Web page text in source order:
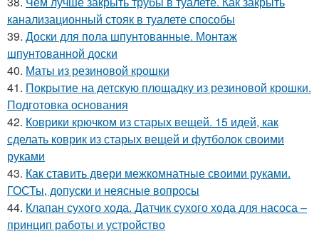
канализационный стояк в туалете способы
39. Доски для пола шпунтованные. Монтаж
шпунтованной доски
40. Маты из резиновой крошки
41. Покрытие на детскую площадку из резиновой крошки.
Подготовка основания
42. Коврики крючком из старых вещей. 15 идей, как
сделать коврик из старых вещей и футболок своими
руками
43. Как ставить двери межкомнатные своими руками.
ГОСТы, допуски и неясные вопросы
44. Клапан сухого хода. Датчик сухого хода для насоса –
принцип работы и устройство